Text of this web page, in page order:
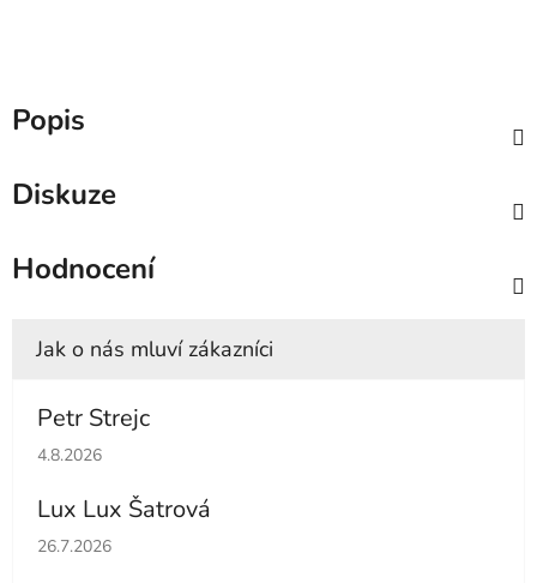
Popis
Diskuze
Hodnocení
Petr Strejc
Hodnocení obchodu je 5 z 5 hvězdiček.
4.8.2026
Lux Lux Šatrová
Hodnocení obchodu je 5 z 5 hvězdiček.
26.7.2026